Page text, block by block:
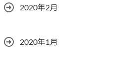
2020年2月
2020年1月